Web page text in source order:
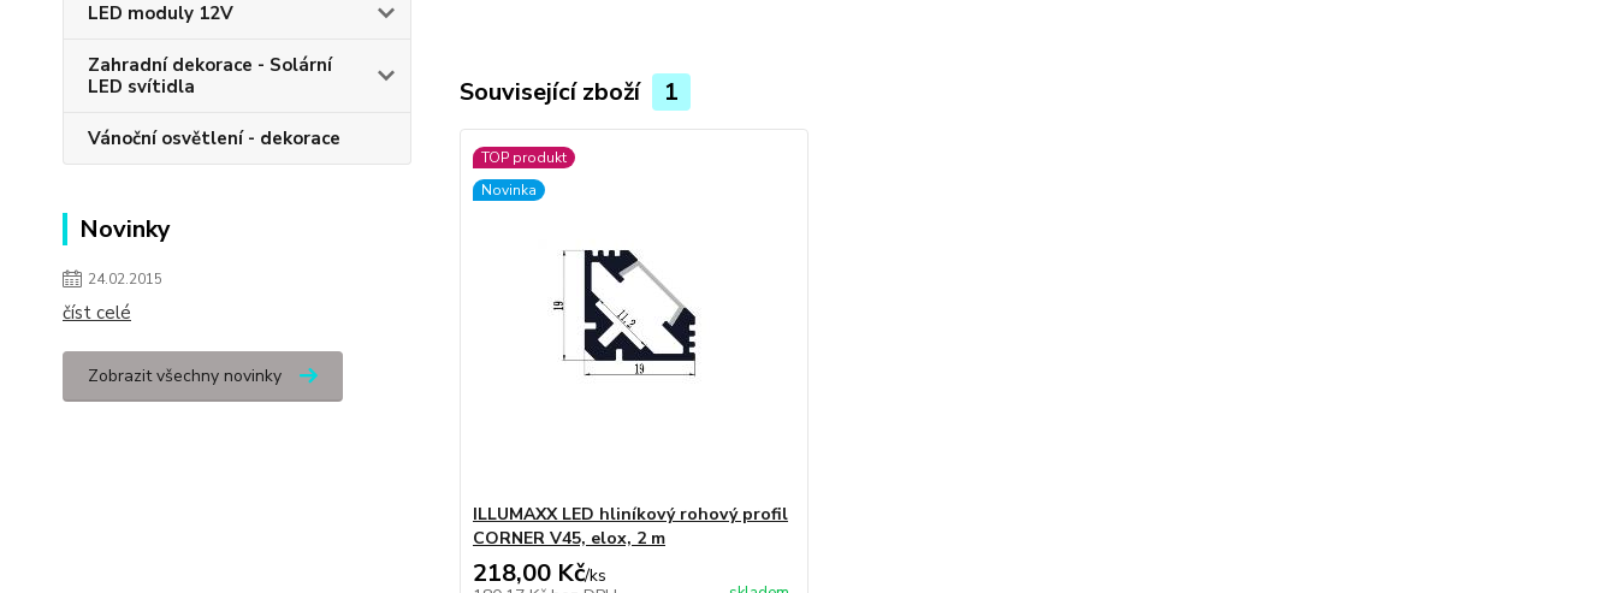
LED moduly 12V
Zahradní dekorace - Solární
LED svítidla
Vánoční osvětlení - dekorace
Novinky
24.02.2015
číst celé
Zobrazit všechny novinky
Související zboží 1
TOP produkt
Novinka
ILLUMAXX LED hliníkový rohový profil
CORNER V45, elox, 2 m
218,00 Kč/ks